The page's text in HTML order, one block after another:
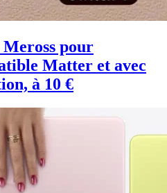
pour
Matter et avec
à 10 €